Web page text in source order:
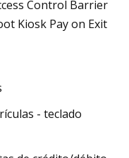
- teclado